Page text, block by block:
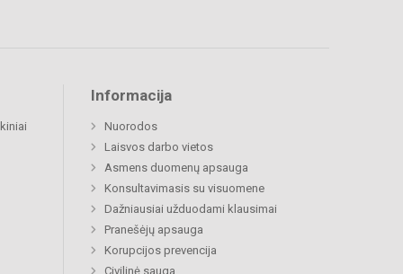
Informacija
Nuorodos
Laisvos darbo vietos
Asmens duomenų apsauga
Konsultavimasis su visuomene
Dažniausiai užduodami klausimai
Pranešėjų apsauga
Korupcijos prevencija
Civilinė sauga